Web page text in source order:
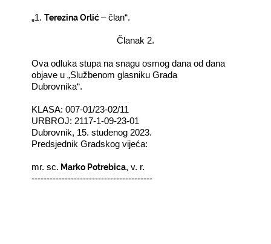
„1.Terezina Orlić– član“.
Članak 2.
Ova odluka stupa na snagu osmog dana od dana
objave u „Službenom glasniku Grada
Dubrovnika“.
KLASA: 007-01/23-02/11
URBROJ: 2117-1-09-23-01
Dubrovnik, 15. studenog 2023.
Predsjednik Gradskog vijeća:
mr. sc. Marko Potrebica, v. r.
----------------------------------------